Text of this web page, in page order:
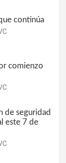
continúa
comienzo
de seguridad
este 7 de